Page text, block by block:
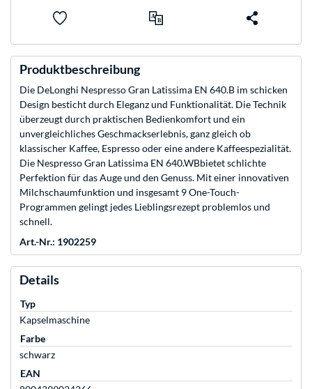
Produktbeschreibung
Die DeLonghi Nespresso Gran Latissima EN 640.B im schicken
Design besticht durch Eleganz und Funktionalität. Die Technik
überzeugt durch praktischen Bedienkomfort und ein
unvergleichliches Geschmackserlebnis, ganz gleich ob
klassischer Kaffee, Espresso oder eine andere Kaffeespezialität.
Die Nespresso Gran Latissima EN 640.WBbietet schlichte
Perfektion für das Auge und den Genuss. Mit einer innovativen
Milchschaumfunktion und insgesamt 9 One-Touch-
Programmen gelingt jedes Lieblingsrezept problemlos und
schnell.
Art.-Nr.: 1902259
Details
Typ
Kapselmaschine
Farbe
schwarz
EAN